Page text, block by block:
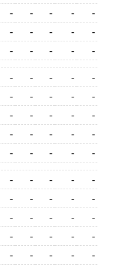
- - - -
-
- - - -
-
- - - - -
- - - -
-
- - - -
-
- - - -
-
- - - -
-
- - - - -
- - - -
-
- - - -
-
- - - -
-
- - - -
-
- - - - -